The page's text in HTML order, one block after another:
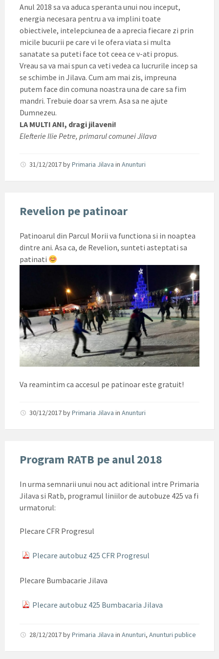
Anul 2018 sa va aduca speranta unui nou inceput,
energia necesara pentru a va implini toate
obiectivele, intelepciunea de a aprecia fiecare zi prin
micile bucurii pe care vi le ofera viata si multa
sanatate sa puteti face tot ceea ce v-ati propus.
Vreau sa va mai spun ca veti vedea ca lucrurile incep sa
se schimbe in Jilava. Cum am mai zis, impreuna
putem face din comuna noastra una de care sa fim
mandri. Trebuie doar sa vrem. Asa sa ne ajute
Dumnezeu.
LA MULTI ANI, dragi jilaveni!
Elefterie Ilie Petre, primarul comunei Jilava
31/12/2017byPrimaria Jilava in Anunturi
Revelion pe patinoar
Patinoarul din Parcul Morii va functiona si in noaptea
dintre ani. Asa ca, de Revelion, sunteti asteptati sa
patinati
Va reamintim ca accesul pe patinoar este gratuit!
30/12/2017byPrimaria Jilava in Anunturi
Program RATB pe anul 2018
In urma semnarii unui nou act aditional intre Primaria
Jilava si Ratb, programul liniilor de autobuze 425 va fi
urmatorul:
Plecare CFR Progresul
Plecare autobuz 425 CFR Progresul
Plecare Bumbacarie Jilava
Plecare autobuz 425 Bumbacaria Jilava
28/12/2017byPrimaria Jilava in Anunturi, Anunturi publice